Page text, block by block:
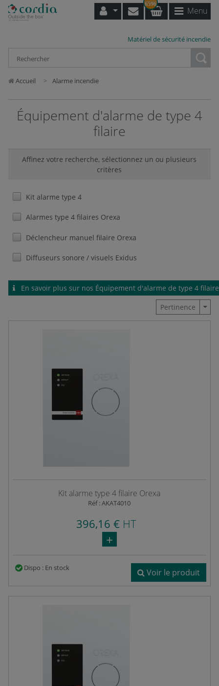
6596
Menu
Matériel de sécurité incendie
Accueil Alarme incendie
Équipement d'alarme de type 4
filaire
Affinez votre recherche, sélectionnez un ou plusieurs
critères
Kit alarme type 4
Alarmes type 4 filaires Orexa
Déclencheur manuel filaire Orexa
Diffuseurs sonore / visuels Exidus
En savoir plus sur nos Équipement d'alarme de type 4 filaire
Pertinence
Kit alarme type 4 filaire Orexa
Réf : AKAT4010
396,16 € HT
Dispo : En stock Voir le produit